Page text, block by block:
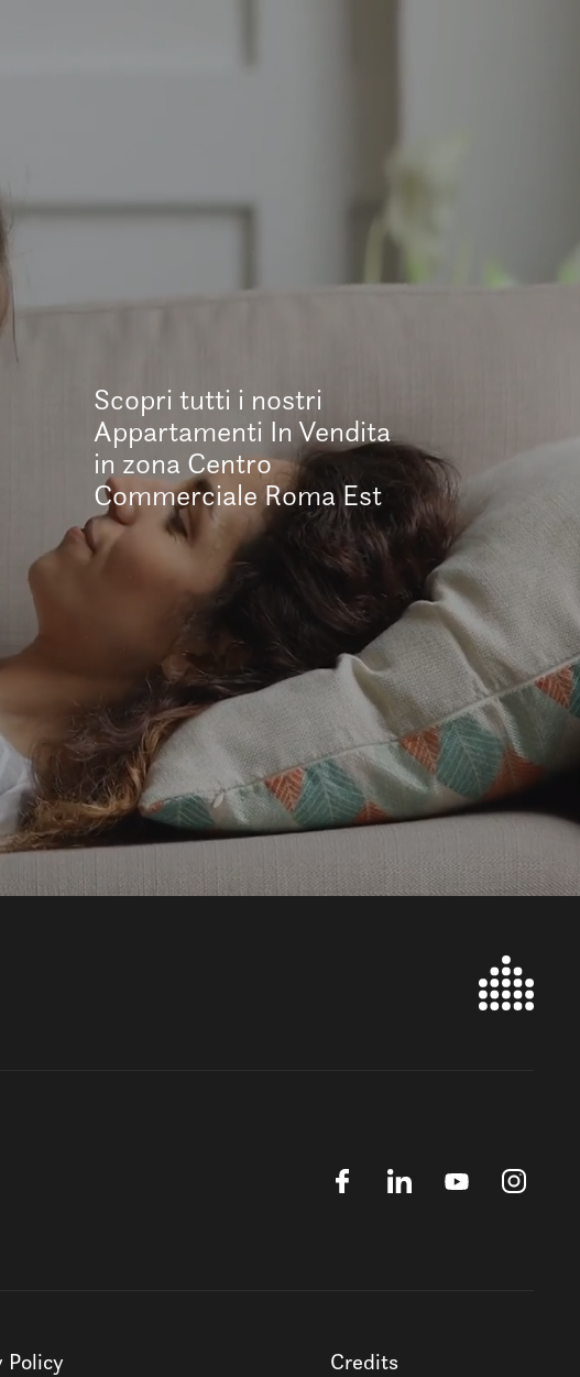
Scopri tutti i nostri
Appartamenti In Vendita
in zona Centro
Commerciale Roma Est
Policy Credits